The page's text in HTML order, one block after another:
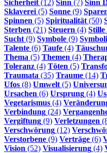
Sicherheit (12) Sinn (7) Sinn
Sklaverei (5) Sonne (9)
Spinnen (5) Spiritualität (50)
Sterben (21) Steuern (4) Stille
Sucht (9) Symbole (9)
Talente (6) Taufe (4)
Thema (5) Themen (4)
Toleranz (4) Töten (5)
Traumata (35) Traume (14)
Ufos (8) Umwelt (5)
Ursachen (6) Ursprung (4)
Vegetarismus (4)
Verbindung (24)
Vergiftung (9) Verletzungen
Verschwörung (12)
Verstorbene (9) Verträge (6)
Vision (52) Visualisierung (4)